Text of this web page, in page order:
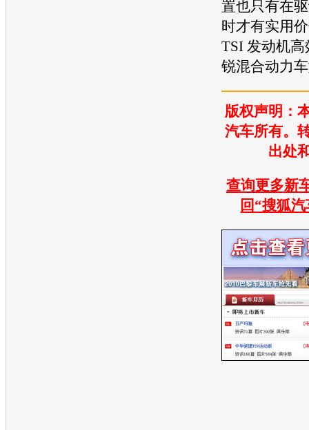
置也只有在
时才有实用
TSI 发动机高
锐混合动力
版权声明：
汽车所有。
出处
查询更多新
回“搜狐